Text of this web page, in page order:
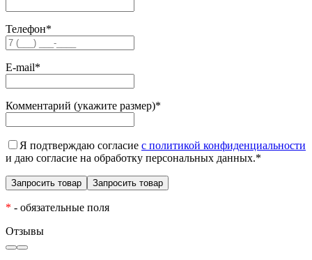
Телефон*
E-mail*
Комментарий (укажите размер)*
Я подтверждаю согласие с политикой конфиденциальности
и даю согласие на обработку персональных данных.*
* - обязательные поля
Отзывы